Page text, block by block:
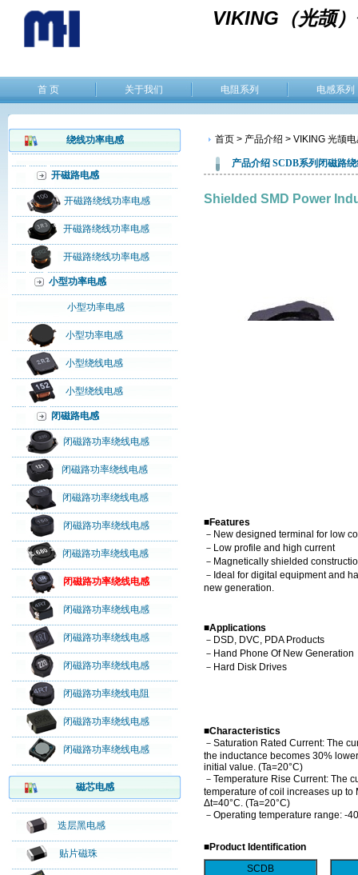
VIKING（光颉
首 页 关于我们 电阻系列 电感系列
绕线功率电感
开磁路电感
开磁路绕线功率电感
开磁路绕线功率电感
开磁路绕线功率电感
小型功率电感
小型功率电感
小型功率电感
小型绕线电感
小型绕线电感
闭磁路电感
闭磁路功率绕线电感
闭磁路功率绕线电感
闭磁路功率绕线电感
闭磁路功率绕线电感
闭磁路功率绕线电感
闭磁路功率绕线电感
闭磁路功率绕线电感
闭磁路功率绕线电感
闭磁路功率绕线电感
闭磁路功率绕线电阻
闭磁路功率绕线电感
闭磁路功率绕线电感
磁芯电感
迭层黑电感
贴片磁珠
首页 > 产品介绍 > VIKING 光颉
产品介绍 SCDB系列 闭磁路
Shielded SMD Power
■Features
－New designed terminal for low
－Low profile and high current
－Magnetically shielded
－Ideal for digital equipment and
new generation.
■Applications
－DSD, DVC, PDA Products
－Hand Phone Of New Generation
－Hard Disk Drives
■Characteristics
－Saturation Rated Current: The
the inductance becomes 30%
initial value. (Ta=20°C)
－Temperature Rise Current: The
temperature of coil increases up to
Δt=40°C. (Ta=20°C)
－Operating temperature range: -
■Product Identification
SCDB